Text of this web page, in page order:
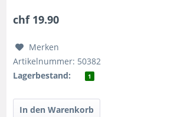
chf 19.90
Merken
Artikelnummer: 50382
Lagerbestand:
1